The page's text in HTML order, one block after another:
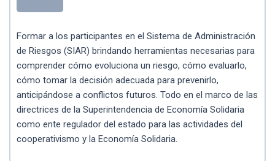
Formar a los participantes en el Sistema de Administración
de Riesgos (SIAR) brindando herramientas necesarias para
comprender cómo evoluciona un riesgo, cómo evaluarlo,
cómo tomar la decisión adecuada para prevenirlo,
anticipándose a conflictos futuros. Todo en el marco de las
directrices de la Superintendencia de Economía Solidaria
como ente regulador del estado para las actividades del
cooperativismo y la Economía Solidaria.